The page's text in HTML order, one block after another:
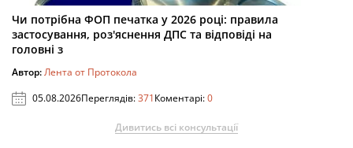
Чи потрібна ФОП печатка у 2026 році: правила
застосування, роз'яснення ДПС та відповіді на
головні з
Автор:Лента от Протокола
05.08.2026Переглядів:371Коментарі:0
Дивитись всі консультації